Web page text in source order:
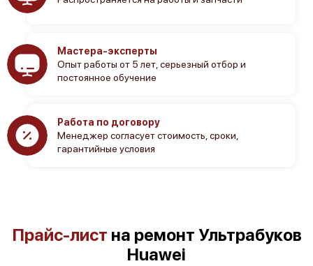
Мастера-эксперты
Опыт работы от 5 лет, серьезный отбор и
постоянное обучение
Работа по договору
Менеджер согласует стоимость, сроки,
гарантийные условия
Прайс-лист на ремонт Ультрабуков
Huawei